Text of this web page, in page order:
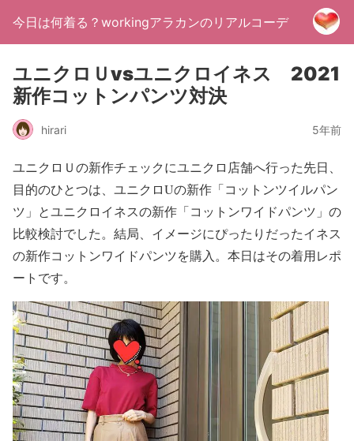
今日は何着る？workingアラカンのリアルコーデ
ユニクロＵvsユニクロイネス 2021
新作コットンパンツ対決
hirari 5年前
ユニクロＵの新作チェックにユニクロ店舗へ行った先日、
目的のひとつは、ユニクロUの新作「コットンツイルパン
ツ 」とユニクロイネスの新作「コットンワイドパンツ 」の
比較検討でした。結局、イメージにぴったりだったイネス
の新作コットンワイドパンツを購入。本日はその着用レポ
ートです。